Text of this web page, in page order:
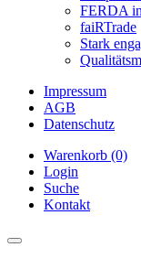
FERDA
faiRTrade
Stark
Impressum
AGB
Datenschutz
Warenkorb (0)
Login
Suche
Kontakt